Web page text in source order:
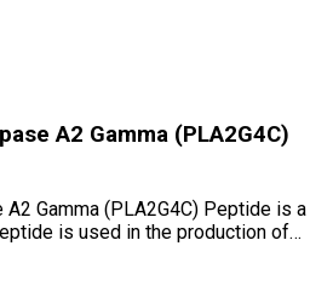
A2 Gamma (PLA2G4C)
Gamma (PLA2G4C) Peptide is a
is used in the production of…